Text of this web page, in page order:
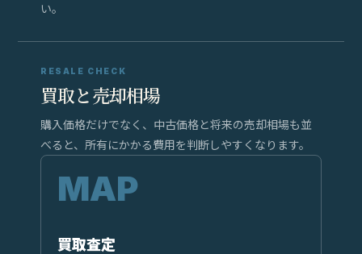
い。
RESALE CHECK
買取と売却相場
購入価格だけでなく、中古価格と将来の売却相場も並
べると、所有にかかる費用を判断しやすくなります。
買取査定